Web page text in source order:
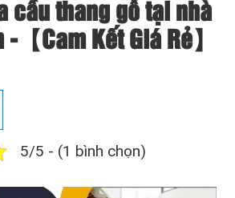
cầu thang gỗ tại nhà
-【Cam Kết Giá Rẻ】
5/5 - (1 bình chọn)